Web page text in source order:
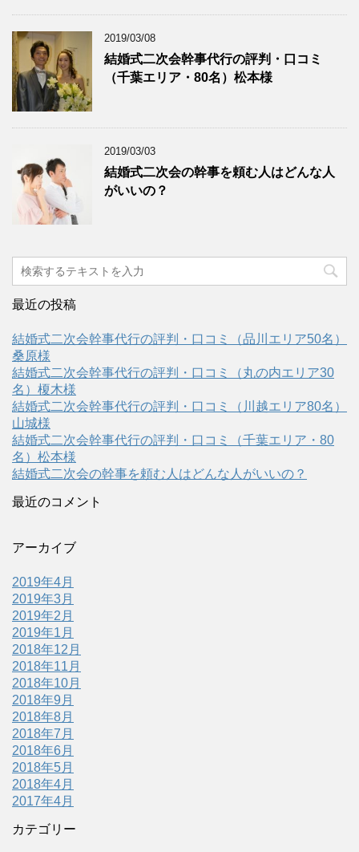
2019/03/08
結婚式二次会幹事代行の評判・口コミ
（千葉エリア・80名）松本様
2019/03/03
結婚式二次会の幹事を頼む人はどんな人
がいいの？
最近の投稿
結婚式二次会幹事代行の評判・口コミ（品川エリア50名）
桑原様
結婚式二次会幹事代行の評判・口コミ（丸の内エリア30
名）榎木様
結婚式二次会幹事代行の評判・口コミ（川越エリア80名）
山城様
結婚式二次会幹事代行の評判・口コミ（千葉エリア・80
名）松本様
結婚式二次会の幹事を頼む人はどんな人がいいの？
最近のコメント
アーカイブ
2019年4月
2019年3月
2019年2月
2019年1月
2018年12月
2018年11月
2018年10月
2018年9月
2018年8月
2018年7月
2018年6月
2018年5月
2018年4月
2017年4月
カテゴリー